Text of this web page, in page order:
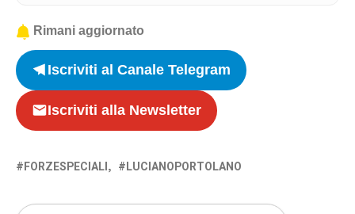
Rimani aggiornato
Iscriviti al Canale Telegram
Iscriviti alla Newsletter
FORZESPECIALI LUCIANOPORTOLANO